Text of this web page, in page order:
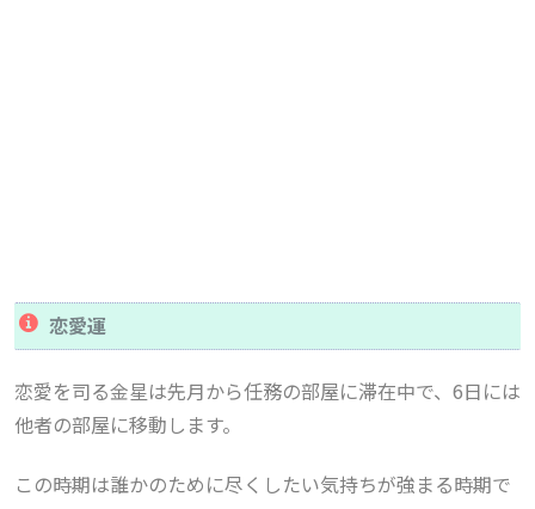
恋愛運
恋愛を司る金星は先月から任務の部屋に滞在中で、6日には
他者の部屋に移動します。
この時期は誰かのために尽くしたい気持ちが強まる時期で